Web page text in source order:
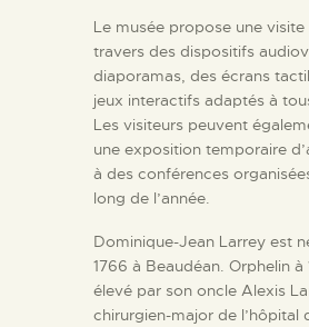
Le musée propose une
travers des dispositifs
diaporamas, des écrans
jeux interactifs adaptés à
Les visiteurs peuvent
une exposition temporaire
à des conférences
long de l’année.
Dominique-Jean Larrey est
1766 à Beaudéan. Orphelin à
élevé par son oncle Alexis
chirurgien-major de l’hôpital